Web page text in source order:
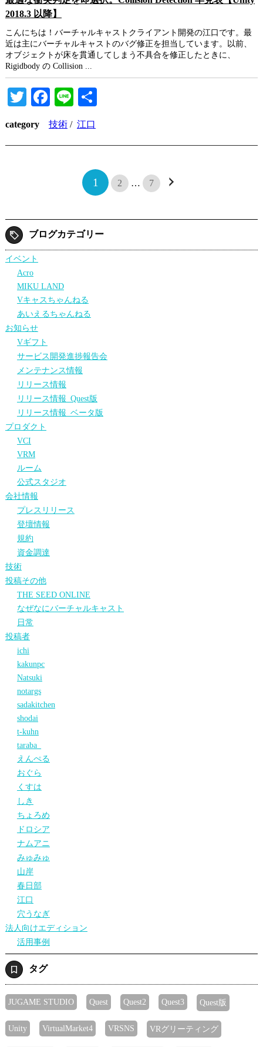
2018.3 以降】
こんにちは！バーチャルキャストクライアント開発の江口です。最
近は主にバーチャルキャストのバグ修正を担当しています。以前、
オブジェクトが床を貫通してしまう不具合を修正したときに、
Rigidbody の Collision ...
TwitterFacebook
Line
category 技術/ 江口
1 2 … 7
ブログカテゴリー
イベント
Acro
MIKU LAND
Vキャスちゃんねる
あいえるちゃんねる
お知らせ
Vギフト
サービス開発進捗報告会
メンテナンス情報
リリース情報
リリース情報_Quest版
リリース情報_ベータ版
プロダクト
VCI
VRM
ルーム
公式スタジオ
会社情報
プレスリリース
登壇情報
規約
資金調達
技術
投稿その他
THE SEED ONLINE
なぜなにバーチャルキャスト
日常
投稿者
ichi
kakunpc
Natsuki
notargs
sadakitchen
shodai
t-kuhn
taraba_
えんぺる
おぐら
くすは
しき
ちょろめ
ドロシア
ナムアニ
みゅみゅ
山岸
春日部
江口
穴うなぎ
法人向けエディション
活用事例
タグ
JUGAME STUDIO Quest Quest2 Quest3 Quest版
Unity VirtualMarket4 VRSNS VRグリーティング